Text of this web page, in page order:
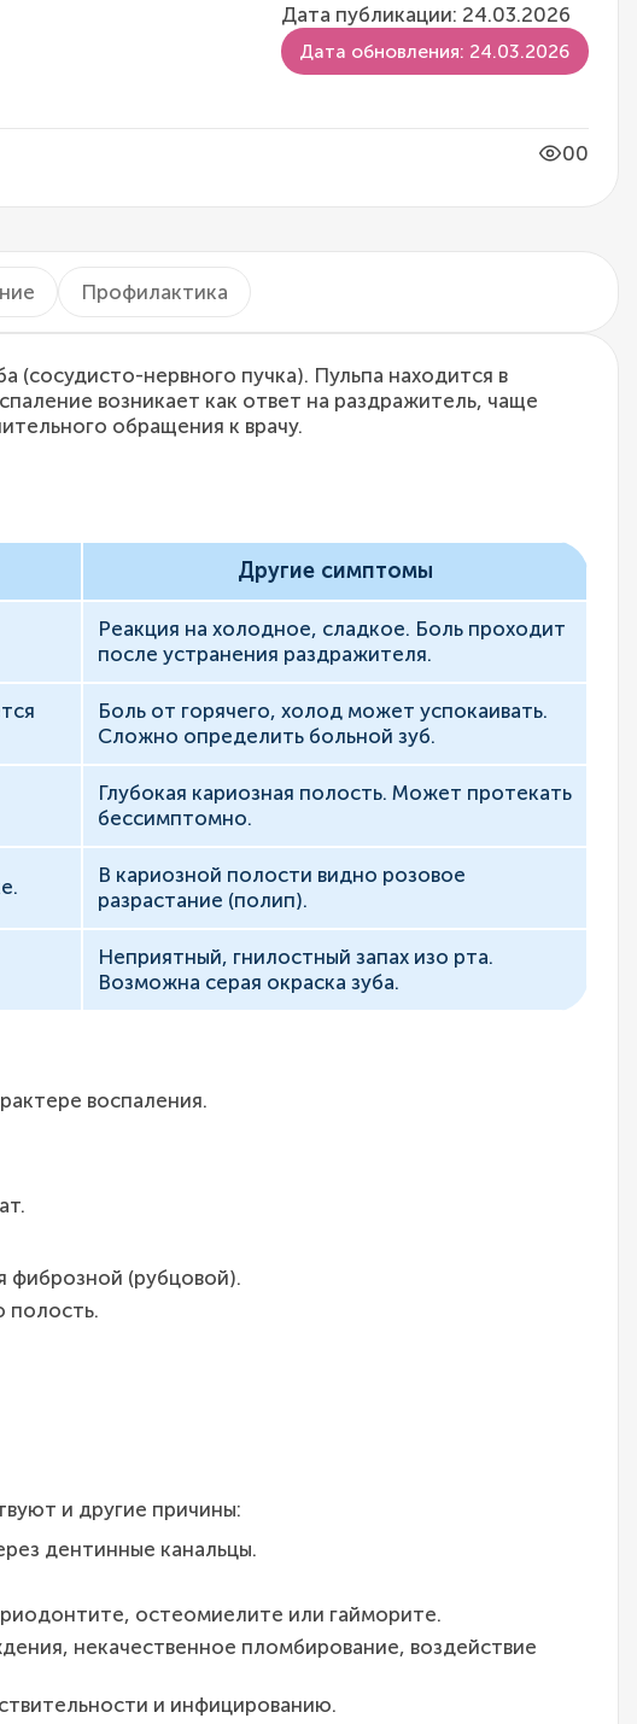
Дата публикации: 24.03.2026
Дата обновления: 24.03.2026
00
Профилактика
(сосудисто-нервного пучка). Пульпа находится в
возникает как ответ на раздражитель, чаще
обращения к врачу.
Другие симптомы
Реакция на холодное, сладкое. Боль проходит
после устранения раздражителя.
Боль от горячего, холод может успокаивать.
Сложно определить больной зуб.
Глубокая кариозная полость. Может протекать
бессимптомно.
В кариозной полости видно розовое
разрастание (полип).
Неприятный, гнилостный запах изо рта.
Возможна серая окраска зуба.
воспаления.
фиброзной (рубцовой).
полость.
и другие причины:
дентинные канальцы.
остеомиелите или гайморите.
некачественное пломбирование, воздействие
и инфицированию.